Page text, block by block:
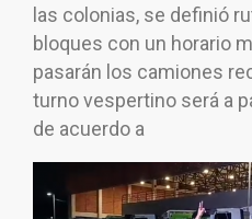
las colonias, se definió
bloques con un horario
pasarán los camiones
turno vespertino será a
de acuerdo a